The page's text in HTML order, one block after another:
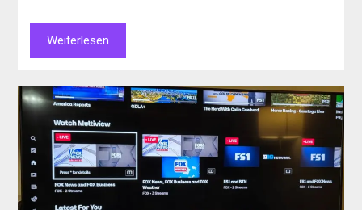
Weiterlesen